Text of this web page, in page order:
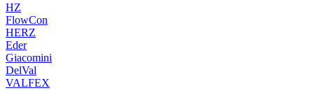
HZ
FlowCon
HERZ
Eder
Giacomini
DelVal
VALFEX